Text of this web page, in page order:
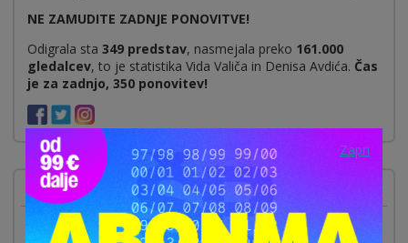
NE ZAMUDITE ZADNJE PONOVITVE!
Odigrala sta 349 predstav, nasmejala preko 161.000
gledalcev, to je statistika Vida Valiča in Denisa Avdića. Čas
je za zadnjo, 350 ponovitev!
Prihajajoče predstave
Zapri